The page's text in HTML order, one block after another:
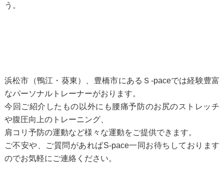
う。
浜松市（鴨江・葵東）、豊橋市にあるＳ-paceでは経験豊富
なパーソナルトレーナーがおります。
今回ご紹介したもの以外にも腰痛予防のお尻のストレッチ
や腹圧向上のトレーニング、
肩コリ予防の運動など様々な運動をご提供できます。
ご不安や、ご質問があればS-pace一同お待ちしております
のでお気軽にご連絡ください。